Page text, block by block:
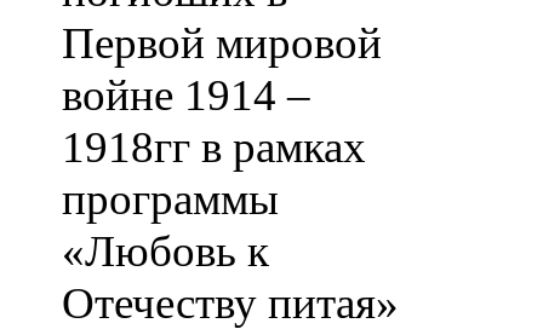
Первой мировой
войне 1914 –
1918гг в рамках
программы
«Любовь к
Отечеству питая»